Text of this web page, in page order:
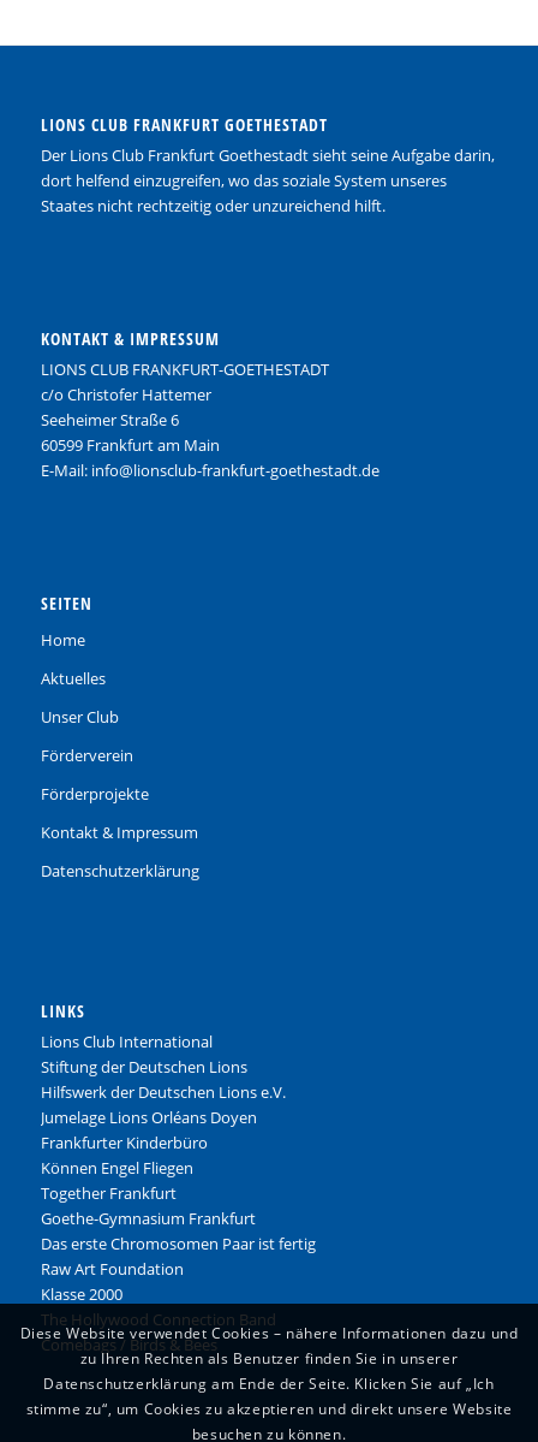
LIONS CLUB FRANKFURT GOETHESTADT
Der Lions Club Frankfurt Goethestadt sieht seine Aufgabe darin,
dort helfend einzugreifen, wo das soziale System unseres
Staates nicht rechtzeitig oder unzureichend hilft.
KONTAKT & IMPRESSUM
LIONS CLUB FRANKFURT-GOETHESTADT
c/o Christofer Hattemer
Seeheimer Straße 6
60599 Frankfurt am Main
E-Mail: info@lionsclub-frankfurt-goethestadt.de
SEITEN
Home
Aktuelles
Unser Club
Förderverein
Förderprojekte
Kontakt & Impressum
Datenschutzerklärung
LINKS
Lions Club International
Stiftung der Deutschen Lions
Hilfswerk der Deutschen Lions e.V.
Jumelage Lions Orléans Doyen
Frankfurter Kinderbüro
Können Engel Fliegen
Together Frankfurt
Goethe-Gymnasium Frankfurt
Das erste Chromosomen Paar ist fertig
Raw Art Foundation
Klasse 2000
The Hollywood Connection Band
Comebags/ Birds & Bees
Diese Website verwendet Cookies – nähere Informationen dazu und
zu Ihren Rechten als Benutzer finden Sie in unserer
Datenschutzerklärung am Ende der Seite. Klicken Sie auf „Ich
stimme zu“, um Cookies zu akzeptieren und direkt unsere Website
besuchen zu können.